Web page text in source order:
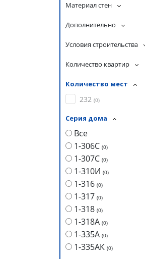
Материал стен
Дополнительно
Условия строительства
Количество квартир
Количество мест
232 (0)
Серия дома
Все
1-306С (0)
1-307С (0)
1-310И (0)
1-316 (0)
1-317 (0)
1-318 (0)
1-318А (0)
1-335А (0)
1-335АК (0)